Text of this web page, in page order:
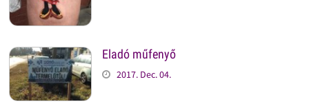
Eladó műfenyő
2017. Dec. 04.